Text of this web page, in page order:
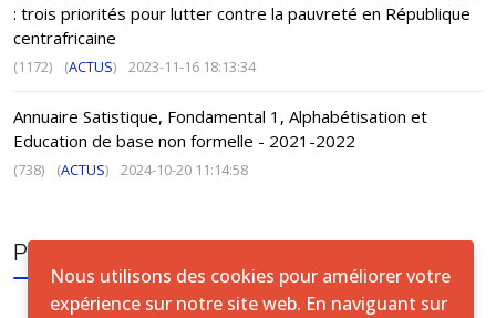
: trois priorités pour lutter contre la pauvreté en République
centrafricaine
(1172) (ACTUS) 2023-11-16 18:13:34
Annuaire Satistique, Fondamental 1, Alphabétisation et
Education de base non formelle - 2021-2022
(738) (ACTUS) 2024-10-20 11:14:58
PUBLICATION TAGS
Nous utilisons des cookies pour améliorer votre
expérience sur notre site web. En naviguant sur